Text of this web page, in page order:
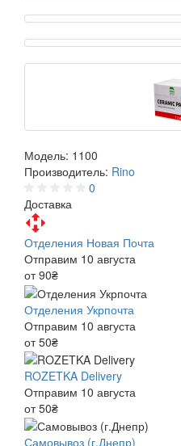
Модель: 1100
Производитель: Rino
0
Доставка
Отделения Новая Почта
Отправим 10 августа
от 90₴
Отделения Укрпочта
Отправим 10 августа
от 50₴
ROZETKA Delivery
Отправим 10 августа
от 50₴
Самовывоз (г.Днепр)